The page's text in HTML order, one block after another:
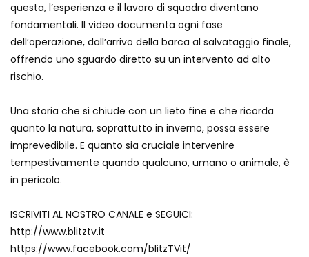
La pet therapy che non ti aspetti: a
Budapest la prima caffetteria con
maialini d’Europa
con un elicottero
Arizona, tra gli scaffali del
supermercato spunta un orso bruno
Il “lutto” di mamma orca
questa, l’esperienza e il lavoro di squadra diventano
fondamentali. Il video documenta ogni fase
dell’operazione, dall’arrivo della barca al salvataggio finale,
offrendo uno sguardo diretto su un intervento ad alto
rischio.
Una storia che si chiude con un lieto fine e che ricorda
quanto la natura, soprattutto in inverno, possa essere
imprevedibile. E quanto sia cruciale intervenire
tempestivamente quando qualcuno, umano o animale, è
in pericolo.
ISCRIVITI AL NOSTRO CANALE e SEGUICI:
http://www.blitztv.it
https://www.facebook.com/blitzTVit/